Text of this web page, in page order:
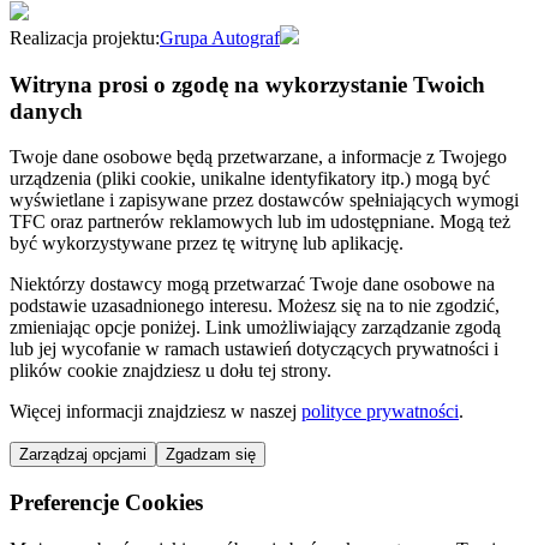
Realizacja projektu:Grupa Autograf
Witryna prosi o zgodę na wykorzystanie Twoich
danych
Twoje dane osobowe będą przetwarzane, a informacje z Twojego
urządzenia (pliki cookie, unikalne identyfikatory itp.) mogą być
wyświetlane i zapisywane przez dostawców spełniających wymogi
TFC oraz partnerów reklamowych lub im udostępniane. Mogą też
być wykorzystywane przez tę witrynę lub aplikację.
Niektórzy dostawcy mogą przetwarzać Twoje dane osobowe na
podstawie uzasadnionego interesu. Możesz się na to nie zgodzić,
zmieniając opcje poniżej. Link umożliwiający zarządzanie zgodą
lub jej wycofanie w ramach ustawień dotyczących prywatności i
plików cookie znajdziesz u dołu tej strony.
Więcej informacji znajdziesz w naszej polityce prywatności.
Zarządzaj opcjami Zgadzam się
Preferencje Cookies